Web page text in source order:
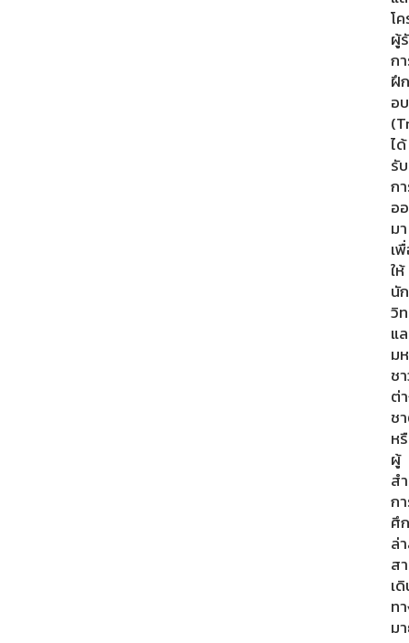
โ
ผู้
ก
ฝึก
อ
ได้
รับ
ก
อ
มา
เ
ให้
นั
วิ
แ
ม
ช
ต่
ช
ห
ผู้
ส
ก
ศึ
ล่
ส
เ
ท
ม